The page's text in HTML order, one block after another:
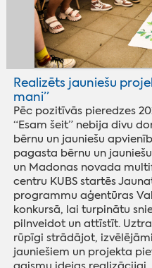
Realizēts jauniešu
mani”
Pēc pozitīvās pieredzes
“Esam šeit” nebija divu
bērnu un jauniešu
pagasta bērnu un
un Madonas novada
centru KUBS startēs
programmu aģentūras
konkursā, lai turpinātu
pilnveidot un attīstīt.
rūpīgi strādājot,
jauniešiem un projekta